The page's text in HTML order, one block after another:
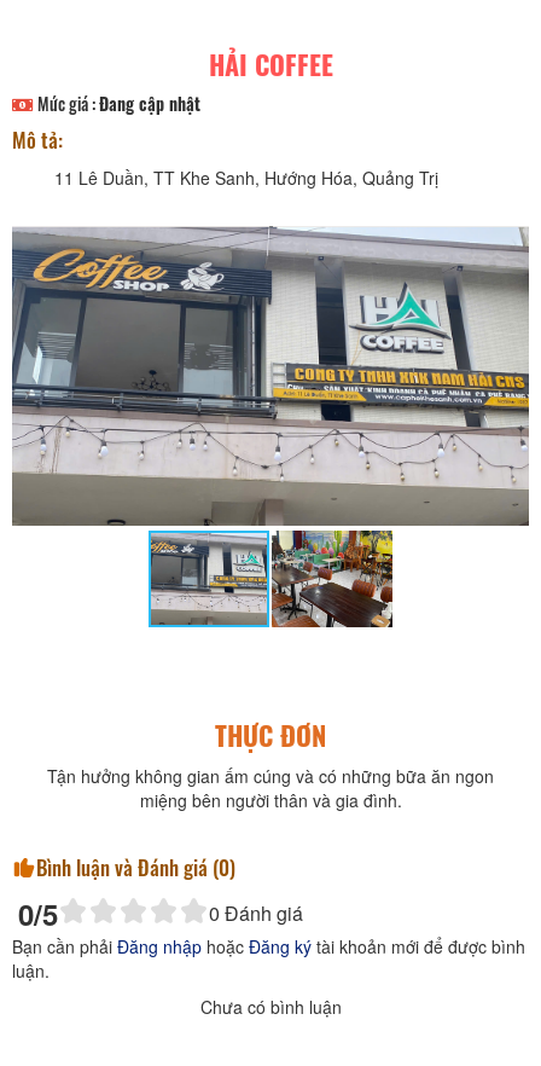
HẢI COFFEE
Mức giá :Đang cập nhật
Mô tả:
11 Lê Duần, TT Khe Sanh, Hướng Hóa, Quảng Trị
THỰC ĐƠN
Tận hưởng không gian ấm cúng và có những bữa ăn ngon
miệng bên người thân và gia đình.
Bình luận và Đánh giá (0)
0/5 0 Đánh giá
Bạn cần phải Đăng nhập hoặc Đăng ký tài khoản mới để được bình
luận.
Chưa có bình luận